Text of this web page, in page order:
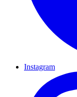
Instagram